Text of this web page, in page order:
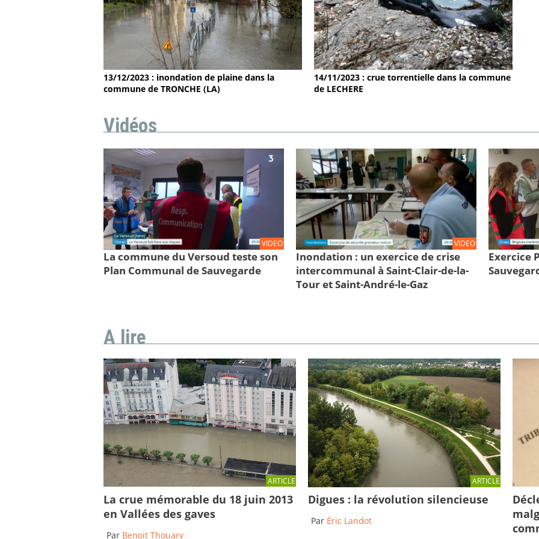
13/12/2023 : inondation de plaine dans la
commune de TRONCHE (LA)
14/11/2023 : crue torrentielle dans la commune
de LECHERE
Vidéos
VIDEO
La commune du Versoud teste son
Plan Communal de Sauvegarde
VIDEO
Inondation : un exercice de crise
intercommunal à Saint-Clair-de-la-
Tour et Saint-André-le-Gaz
Exercice
A lire
ARTICLE
La crue mémorable du 18 juin 2013
en Vallées des gaves
Par Benoit Thouary
ARTICLE
Digues : la révolution silencieuse
Par Éric Landot